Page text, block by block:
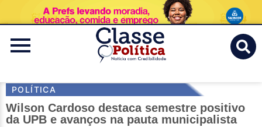
Classe
Politica
POLÍTICA
Wilson Cardoso destaca semestre positivo
da UPB e avanços na pauta municipalista